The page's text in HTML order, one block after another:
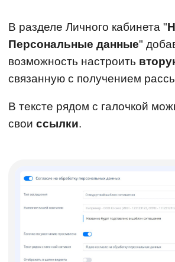
В разделе Личного кабинета "
Персональные данные"
возможность настроить
связанную с получением
В тексте рядом с галочкой
свои ссылки.